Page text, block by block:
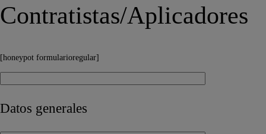
Contratistas/Aplicadores
[honeypot formularioregular]
Datos generales